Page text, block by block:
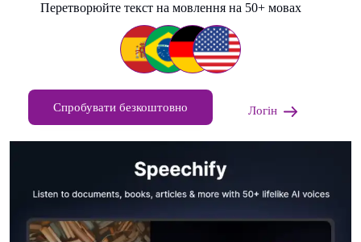
Перетворюйте текст на мовлення на 50+ мовах
Спробувати безкоштовно Логін